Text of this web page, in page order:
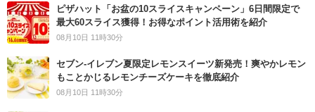
ピザハット「お盆の10スライスキャンペーン」6日間限定で
最大60スライス獲得！お得なポイント活用術を紹介
08月10日 11時30分
セブン‐イレブン夏限定レモンスイーツ新発売！爽やかレモン
もことかじるレモンチーズケーキを徹底紹介
08月10日 11時30分